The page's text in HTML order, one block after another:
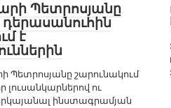
Պետրոսյանը
դերասանուհին
է
Պետրոսյանը շարունակում
ու
ինստագրամյան